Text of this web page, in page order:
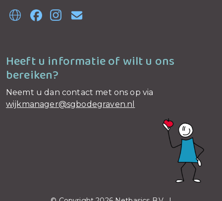
Heeft u informatie of wilt u ons
bereiken?
Neemt u dan contact met ons op via
wijkmanager@sgbodegraven.nl